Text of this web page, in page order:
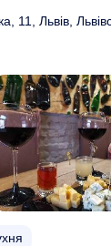
11, Львів,